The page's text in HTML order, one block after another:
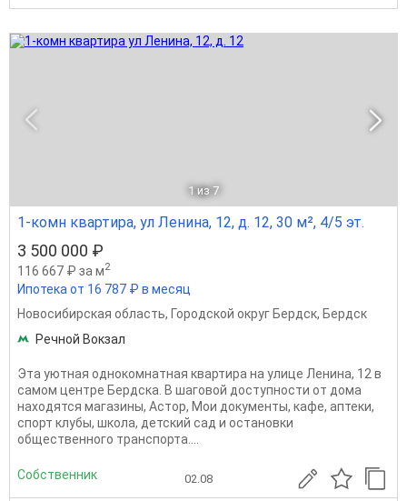
1 из 7
1-комн квартира, ул Ленина, 12, д. 12, 30 м², 4/5 эт.
3 500 000 ₽
116 667 ₽ за м2
Ипотека от 16 787 ₽ в месяц
Новосибирская область, Городской округ Бердск, Бердск
Речной Вокзал
Эта уютная однокомнатная квартира на улице Ленина, 12 в
самом центре Бердска. В шаговой доступности от дома
находятся магазины, Астор, Мои документы, кафе, аптеки,
спорт клубы, школа, детский сад и остановки
общественного транспорта....
Собственник 02.08